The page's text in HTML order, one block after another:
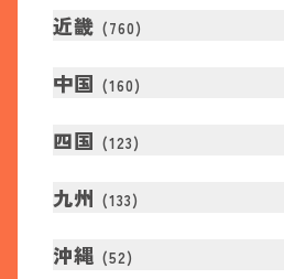
近畿 (760)
中国 (160)
四国 (123)
九州 (133)
沖縄 (52)